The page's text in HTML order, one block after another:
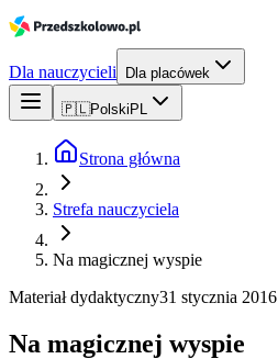
Dla nauczycieli Dla placówek
🇵🇱Polski PL
Strona główna
Strefa nauczyciela
Na magicznej wyspie
Materiał dydaktyczny31 stycznia 2016
Na magicznej wyspie